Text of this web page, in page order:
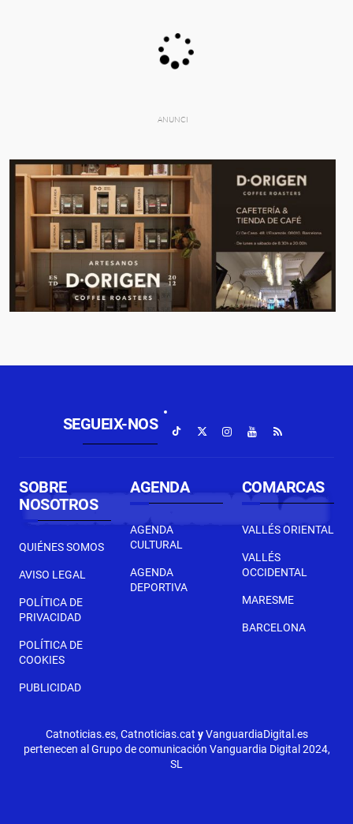
SEGUEIX-NOS
SOBRE
NOSOTROS
QUIÉNES SOMOS
AVISO LEGAL
POLÍTICA DE
PRIVACIDAD
POLÍTICA DE
COOKIES
PUBLICIDAD
AGENDA
AGENDA
CULTURAL
AGENDA
DEPORTIVA
COMARCAS
VALLÉS ORIENTAL
VALLÉS
OCCIDENTAL
MARESME
BARCELONA
Catnoticias.es, Catnoticias.cat yVanguardiaDigital.es
pertenecen al Grupo de comunicación Vanguardia Digital 2024,
SL